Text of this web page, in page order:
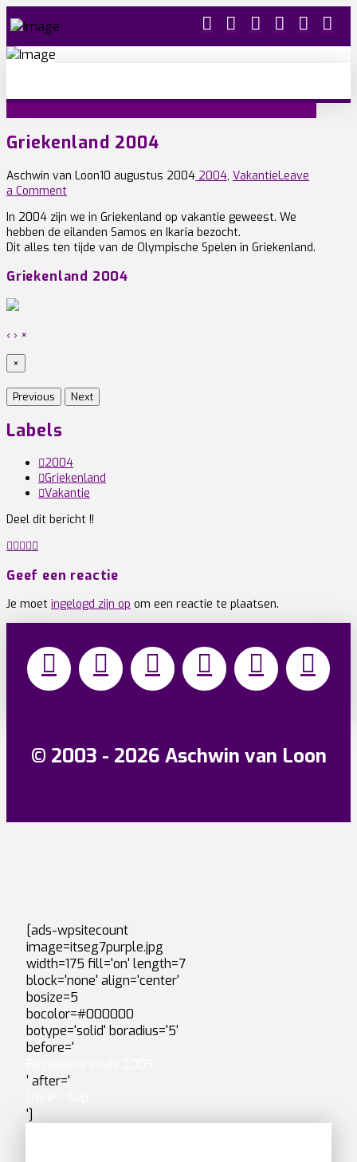
Griekenland 2004
Aschwin van Loon10 augustus 2004 2004, VakantieLeave
a Comment
In 2004 zijn we in Griekenland op vakantie geweest. We
hebben de eilanden Samos en Ikaria bezocht.
Dit alles ten tijde van de Olympische Spelen in Griekenland.
Griekenland 2004
‹ › ×
×
Previous Next
Labels
2004
Griekenland
Vakantie
Deel dit bericht !!
Geef een reactie
Je moet ingelogd zijn op om een reactie te plaatsen.
© 2003 - 2026 Aschwin van Loon
[ads-wpsitecount
image=itseg7purple.jpg
width=175 fill='on' length=7
block='none' align='center'
bosize=5
bocolor=#000000
botype='solid' boradius='5'
before='
' after='
']